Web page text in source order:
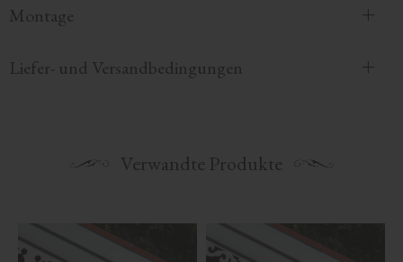
Montage
Liefer- und Versandbedingungen
Verwandte Produkte